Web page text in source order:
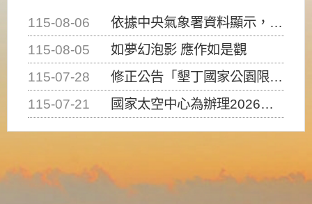
115-08-06
依據中央氣象署資料顯示，白海豚颱風持續接近臺灣，請密切注意動向及早完成防災應變準備
115-08-05
如夢幻泡影 應作如是觀
115-07-28
修正公告「墾丁國家公園限制水域遊憩活動之種類、範圍、時間及行為」，自即日生效。
115-07-21
國家太空中心為辦理2026台灣盃火箭競賽，陸、海、空域警戒及協調相關事宜，因颱風備案事宜